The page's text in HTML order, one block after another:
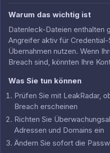
Warum das wichtig ist
Datenleck-Dateien enthalten
Angreifer aktiv für
Übernahmen nutzen. Wenn
Breach sind, könnten Ihre
Was Sie tun können
Prüfen Sie mit LeakRadar,
Breach erscheinen
Richten Sie
Adressen und Domains ein
Ändern Sie sofort die